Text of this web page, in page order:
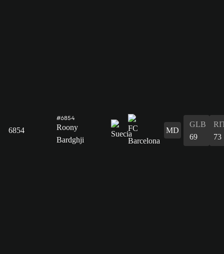
6854
#6854
Roony
Bardghji
MD
GLB
69
73